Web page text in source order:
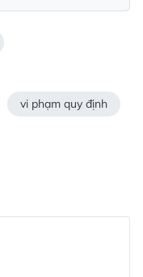
vi phạm quy định